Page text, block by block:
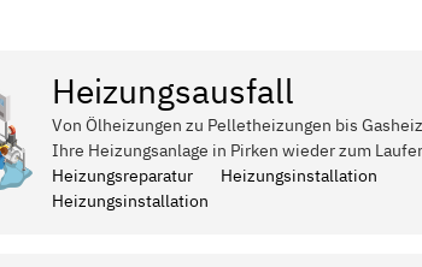
Heizungsausfall
Von Ölheizungen zu Pelletheizungen bis
Ihre Heizungsanlage in Pirken wieder zum
Heizungsreparatur
Heizungsinstallation
Heizungsinstallation